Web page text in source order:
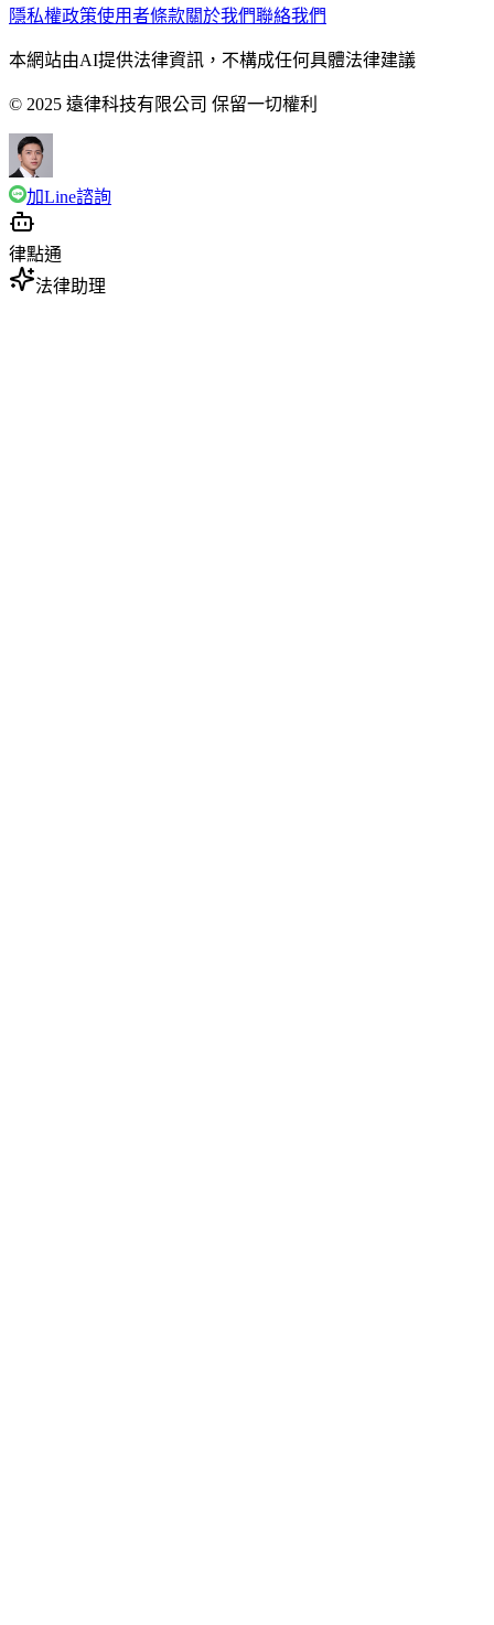
隱私權政策使用者條款關於我們聯絡我們
本網站由AI提供法律資訊，不構成任何具體法律建議
© 2025 遠律科技有限公司 保留一切權利
加Line諮詢
律點通
法律助理